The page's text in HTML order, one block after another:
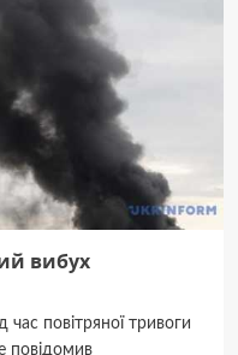
вибух
повітряної тривоги
повідомив